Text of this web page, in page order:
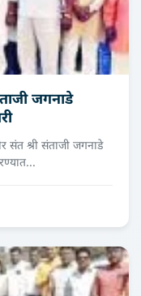
जगनाडे
संत श्री संताजी जगनाडे